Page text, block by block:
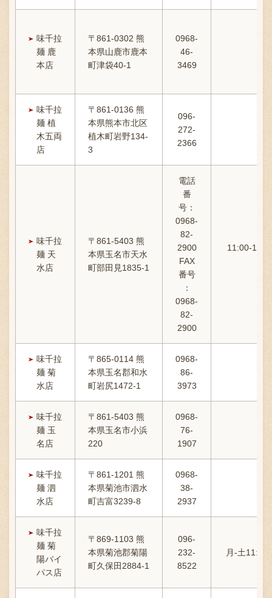
味千拉
麺 鹿
本店
〒861-0302 熊
本県山鹿市鹿本
町津袋40-1
0968-
46-
3469
味千拉
麺 植
木五両
店
〒861-0136 熊
本県熊本市北区
植木町岩野134-
3
096-
272-
2366
味千拉
麺 天
水店
〒861-5403 熊
本県玉名市天水
町部田見1835-1
電話
番
号：
0968-
82-
2900
FAX
番号
：
0968-
82-
2900
11:00-
味千拉
麺 菊
水店
〒865-0114 熊
本県玉名郡和水
町岩尻1472-1
0968-
86-
3973
味千拉
麺 玉
名店
〒861-5403 熊
本県玉名市小浜
220
0968-
76-
1907
味千拉
麺 泗
水店
〒861-1201 熊
本県菊池市泗水
町吉富3239-8
0968-
38-
2937
味千拉
麺 菊
陽バイ
パス店
〒869-1103 熊
本県菊池郡菊陽
町久保田2884-1
096-
232-
8522
月-土